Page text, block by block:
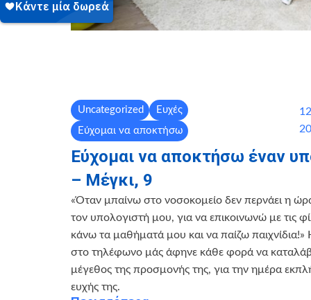
Uncategorized
Ευχές
Εύχομαι να αποκτήσω
Εύχομαι να αποκτήσω έναν
– Μέγκι, 9
«Όταν μπαίνω στο νοσοκομείο δεν περνάει η
τον υπολογιστή μου, για να επικοινωνώ με τις
κάνω τα μαθήματά μου και να παίζω
στο τηλέφωνο μάς άφηνε κάθε φορά να
μέγεθος της προσμονής της, για την ημέρα
ευχής της.